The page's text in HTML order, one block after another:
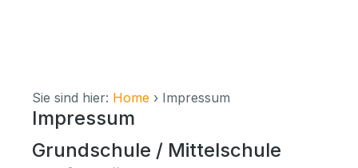
Sie sind hier: Home › Impressum
Impressum
Grundschule / Mittelschule